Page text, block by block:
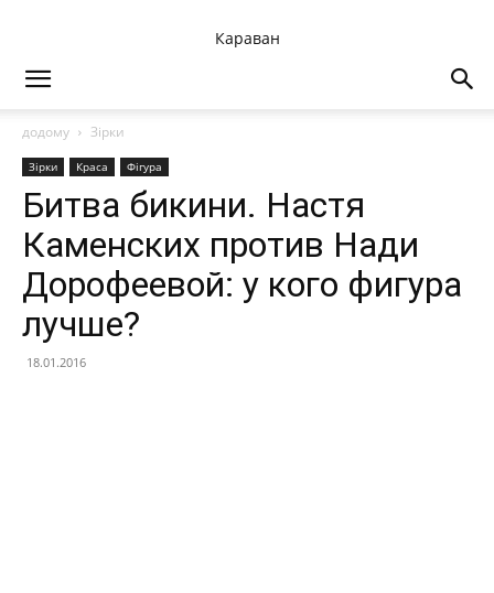
Караван
додому Зірки
Зірки Краса Фігура
Битва бикини. Настя
Каменских против Нади
Дорофеевой: у кого фигура
лучше?
18.01.2016